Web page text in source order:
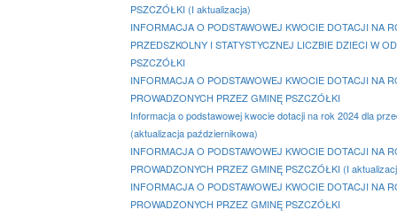
PSZCZÓŁKI (I aktualizacja)
INFORMACJA O PODSTAWOWEJ KWOCIE DOTACJI NA
PRZEDSZKOLNY I STATYSTYCZNEJ LICZBIE DZIECI W
PSZCZÓŁKI
INFORMACJA O PODSTAWOWEJ KWOCIE DOTACJI NA
PROWADZONYCH PRZEZ GMINĘ PSZCZÓŁKI
Informacja o podstawowej kwocie dotacji na rok 2024 dla
(aktualizacja październikowa)
INFORMACJA O PODSTAWOWEJ KWOCIE DOTACJI NA
PROWADZONYCH PRZEZ GMINĘ PSZCZÓŁKI (I
INFORMACJA O PODSTAWOWEJ KWOCIE DOTACJI NA
PROWADZONYCH PRZEZ GMINĘ PSZCZÓŁKI